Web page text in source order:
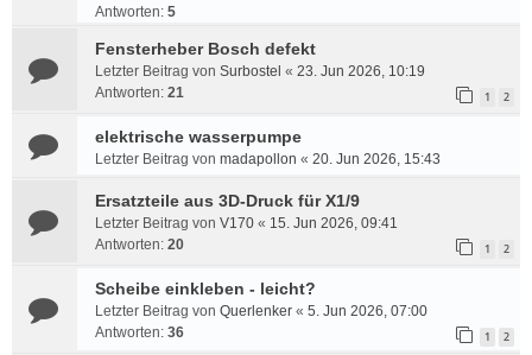
Antworten: 5
Fensterheber Bosch defekt
Letzter Beitrag von Surbostel « 23. Jun 2026, 10:19
Antworten: 21 1 2
elektrische wasserpumpe
Letzter Beitrag von madapollon « 20. Jun 2026, 15:43
Ersatzteile aus 3D-Druck für X1/9
Letzter Beitrag von V170 « 15. Jun 2026, 09:41
Antworten: 20 1 2
Scheibe einkleben - leicht?
Letzter Beitrag von Querlenker « 5. Jun 2026, 07:00
Antworten: 36 1 2